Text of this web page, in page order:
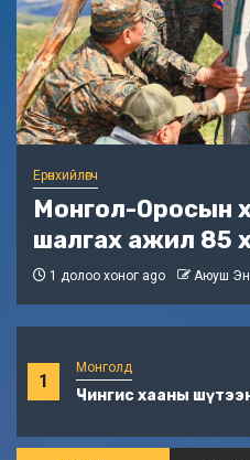
1
Монголд
Чингис хааны
Ерөнхийлөгч
Тажикистаны
айлчлал өндөрлөлөө
3 долоо хоног ago Аюуш